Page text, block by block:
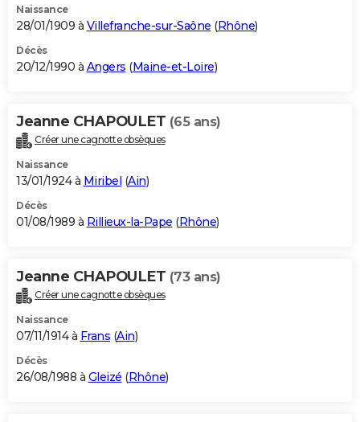
Naissance
28/01/1909 à Villefranche-sur-Saône (Rhône)
Décès
20/12/1990 à Angers (Maine-et-Loire)
Jeanne CHAPOULET (65 ans)
Créer une cagnotte obsèques
Naissance
13/01/1924 à Miribel (Ain)
Décès
01/08/1989 à Rillieux-la-Pape (Rhône)
Jeanne CHAPOULET (73 ans)
Créer une cagnotte obsèques
Naissance
07/11/1914 à Frans (Ain)
Décès
26/08/1988 à Gleizé (Rhône)